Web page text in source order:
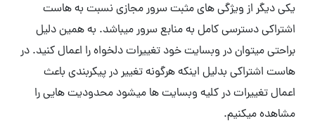
یکی دیگر از ویژگی های مثبت سرور مجازی نسبت به هاست
اشتراکی دسترسی کامل به منابع سرور میباشد. به همین دلیل
براحتی میتوان در وبسایت خود تغییرات دلخواه را اعمال کنید. در
هاست اشتراکی بدلیل اینکه هرگونه تغییر در پیکربندی باعث
اعمال تغییرات در کلیه وبسایت ها میشود محدودیت هایی را
مشاهده میکنیم.